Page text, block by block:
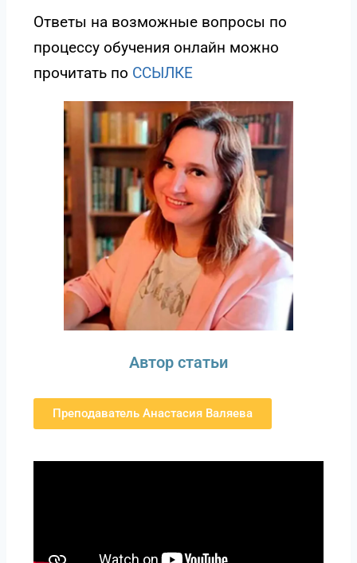
Ответы на возможные вопросы по
процессу обучения онлайн можно
прочитать по ССЫЛКE
Автор статьи
Преподаватель Анастасия Валяева